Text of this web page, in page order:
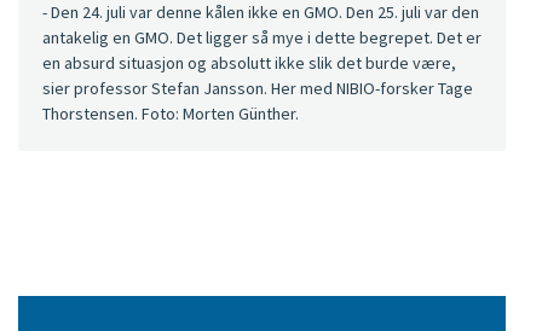
- Den 24. juli var denne kålen ikke en GMO. Den 25. juli var den
antakelig en GMO. Det ligger så mye i dette begrepet. Det er
en absurd situasjon og absolutt ikke slik det burde være,
sier professor Stefan Jansson. Her med NIBIO-forsker Tage
Thorstensen. Foto: Morten Günther.